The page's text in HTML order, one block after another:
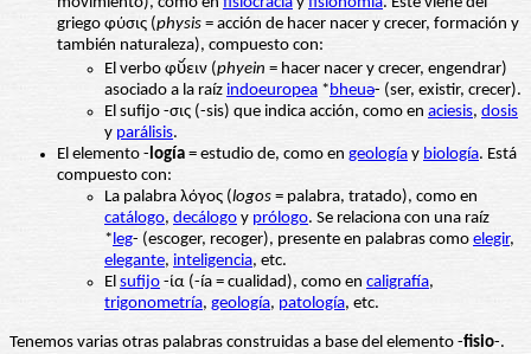
griego φύσις (physis = acción de hacer nacer y crecer, formación y
también naturaleza), compuesto con:
El verbo φῠ́ειν (phyein = hacer nacer y crecer, engendrar)
asociado a la raíz indoeuropea *bheuǝ- (ser, existir, crecer).
El sufijo -σις (-sis) que indica acción, como en aciesis, dosis
y parálisis.
El elemento -logía = estudio de, como en geología y biología. Está
compuesto con:
La palabra λόγος (logos = palabra, tratado), como en
catálogo, decálogo y prólogo. Se relaciona con una raíz
*leg- (escoger, recoger), presente en palabras como elegir,
elegante, inteligencia, etc.
El sufijo -ία (-ía = cualidad), como en caligrafía,
trigonometría, geología, patología, etc.
Tenemos varias otras palabras construidas a base del elemento -fisio-.